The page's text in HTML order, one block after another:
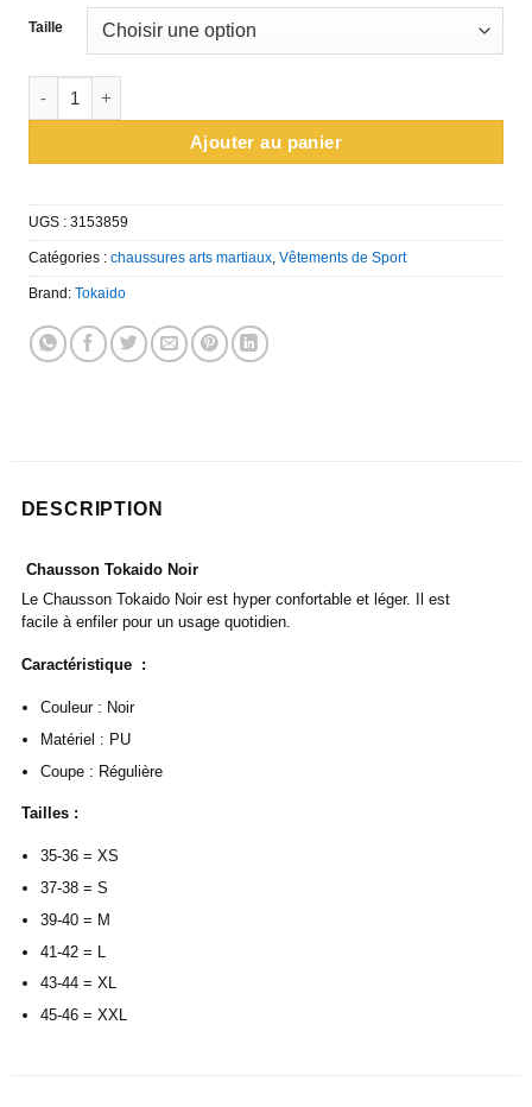
Taille
Ajouter au panier
UGS : 3153859
Catégories : chaussures arts martiaux, Vêtements de Sport
Brand: Tokaido
DESCRIPTION
Chausson Tokaido Noir
Le Chausson Tokaido Noir est hyper confortable et léger. Il est
facile à enfiler pour un usage quotidien.
Caractéristique :
Couleur : Noir
Matériel : PU
Coupe : Régulière
Tailles :
35-36 = XS
37-38 = S
39-40 = M
41-42 = L
43-44 = XL
45-46 = XXL